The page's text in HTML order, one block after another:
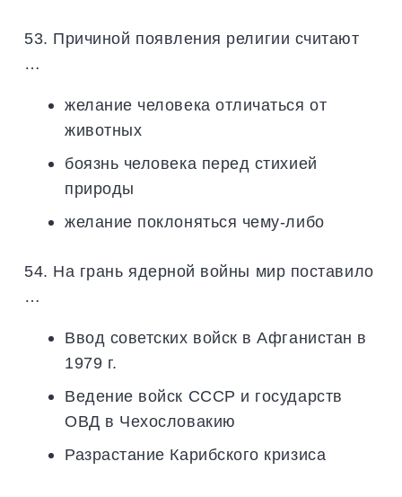
53. Причиной появления религии считают
…
желание человека отличаться от
животных
боязнь человека перед стихией
природы
желание поклоняться чему-либо
54. На грань ядерной войны мир поставило
…
Ввод советских войск в Афганистан в
1979 г.
Ведение войск СССР и государств
ОВД в Чехословакию
Разрастание Карибского кризиса